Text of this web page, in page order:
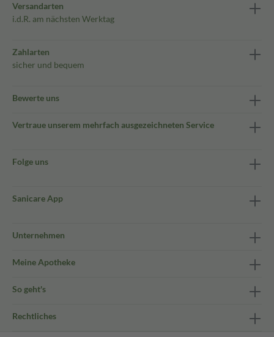
Versandarten
i.d.R. am nächsten Werktag
Zahlarten
sicher und bequem
Bewerte uns
Vertraue unserem mehrfach ausgezeichneten Service
Folge uns
Sanicare App
Unternehmen
Meine Apotheke
So geht's
Rechtliches